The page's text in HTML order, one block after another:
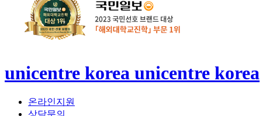
unicentre korea unicentre korea
온라인지원